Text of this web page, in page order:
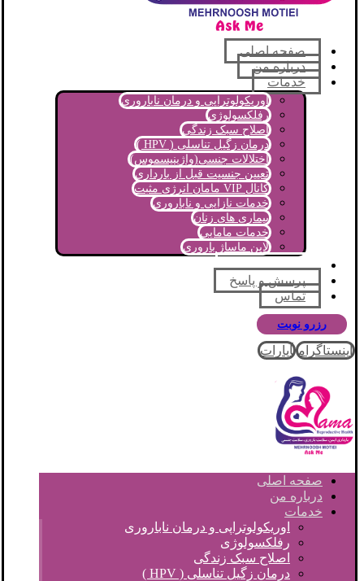
صفحه اصلی
درباره من
خدمات
اوریکولوتراپی و درمان ناباروری
رفلکسولوژی
اصلاح سبک زندگی
درمان زگیل تناسلی ( HPV )
اختلالات جنسی(واژینیسموس)
تعیین جنسیت قبل از بارداری
کانال VIP مامان انرژی مثبت
خدمات نازایی و ناباروری
بیماری های زنان
خدمات مامایی
لاین ماساژ باروری
مجله آموزشی
پرسش و پاسخ
تماس
رزرو نوبت
اینستاگرام آپارات
صفحه اصلی
درباره من
خدمات
اوریکولوتراپی و درمان ناباروری
رفلکسولوژی
اصلاح سبک زندگی
درمان زگیل تناسلی ( HPV )